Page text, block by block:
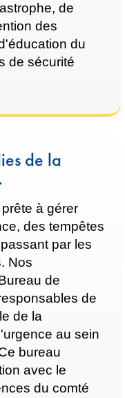
de
des
du
de sécurité
de la
à gérer
des tempêtes
par les
Nos
de
de
de la
au sein
bureau
avec le
du comté